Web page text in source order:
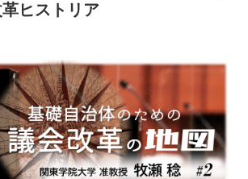
ヒストリア